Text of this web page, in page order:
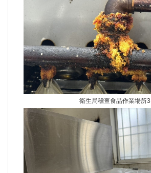
衛生局稽查食品作業場所3